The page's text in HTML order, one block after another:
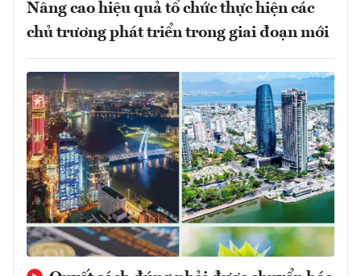
Nâng cao hiệu quả tổ chức thực hiện các
chủ trương phát triển trong giai đoạn mới